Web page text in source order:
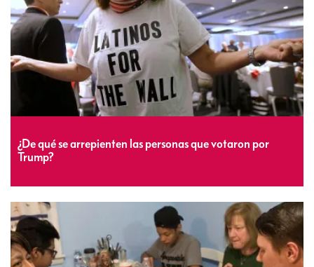
¿De qué se arrepienten las personas que votaron por
Trump?